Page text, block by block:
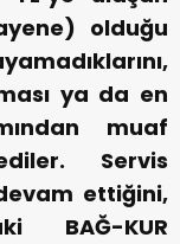
olduğu
ya da en
muaf
Servis
ettiğini,
BAĞ-KUR